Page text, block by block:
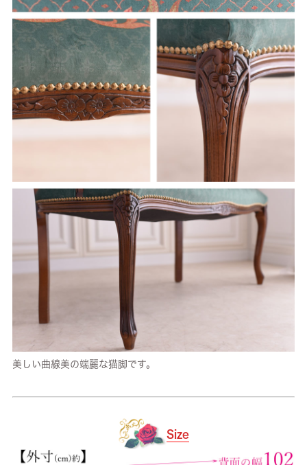
美しい曲線美の端麗な猫脚です。
Size